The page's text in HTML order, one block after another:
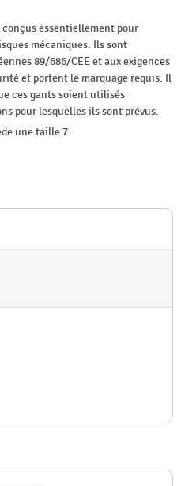
essentiellement pour
mécaniques. Ils sont
89/686/CEE et aux exigences
et portent le marquage requis. Il
ces gants soient utilisés
pour lesquelles ils sont prévus.
une taille 7.